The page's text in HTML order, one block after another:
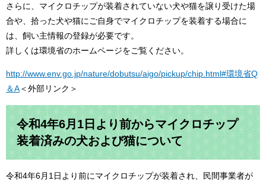
さらに、マイクロチップが装着されていない犬や猫を譲り受けた場
合や、拾った犬や猫にご自身でマイクロチップを装着する場合に
は、飼い主情報の登録が必要です。
詳しくは環境省のホームページをご覧ください。
http://www.env.go.jp/nature/dobutsu/aigo/pickup/chip.html#環境省Q
＆A＜外部リンク＞
令和4年6月1日より前からマイクロチップ
装着済みの犬および猫について
令和4年6月1日より前にマイクロチップが装着され、民間事業者が